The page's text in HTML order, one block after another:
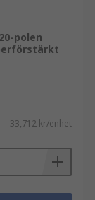
polen
33,712 kr/enhet